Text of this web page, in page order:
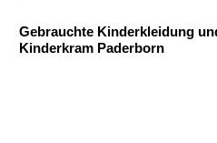
Gebrauchte Kinderkleidung
Kinderkram Paderborn